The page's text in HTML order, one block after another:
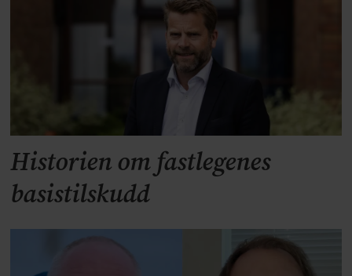
Historien om fastlegenes
basistilskudd